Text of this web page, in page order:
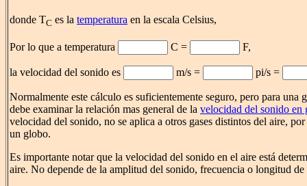
donde TC es la temperatura en la escala Celsius,
Por lo que a temperatura C = F,
la velocidad del sonido es m/s = pi/s =
Normalmente este cálculo es suficientemente seguro, pero para una
debe examinar la relación mas general de la velocidad del sonido en
velocidad del sonido, no se aplica a otros gases distintos del aire,
un globo.
Es importante notar que la velocidad del sonido en el aire está
aire. No depende de la amplitud del sonido, frecuencia o longitud de